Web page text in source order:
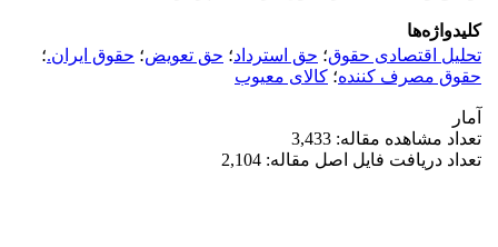
کلیدواژه‌ها
تحلیل اقتصادی حقوق؛ حق استرداد؛ حق تعویض؛ حقوق ایران.؛
حقوق مصرف کننده؛ کالای معیوب
آمار
تعداد مشاهده مقاله: 3,433
تعداد دریافت فایل اصل مقاله: 2,104